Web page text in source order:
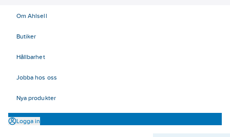
Om Ahlsell
Butiker
Hållbarhet
Jobba hos oss
Nya produkter
Logga in